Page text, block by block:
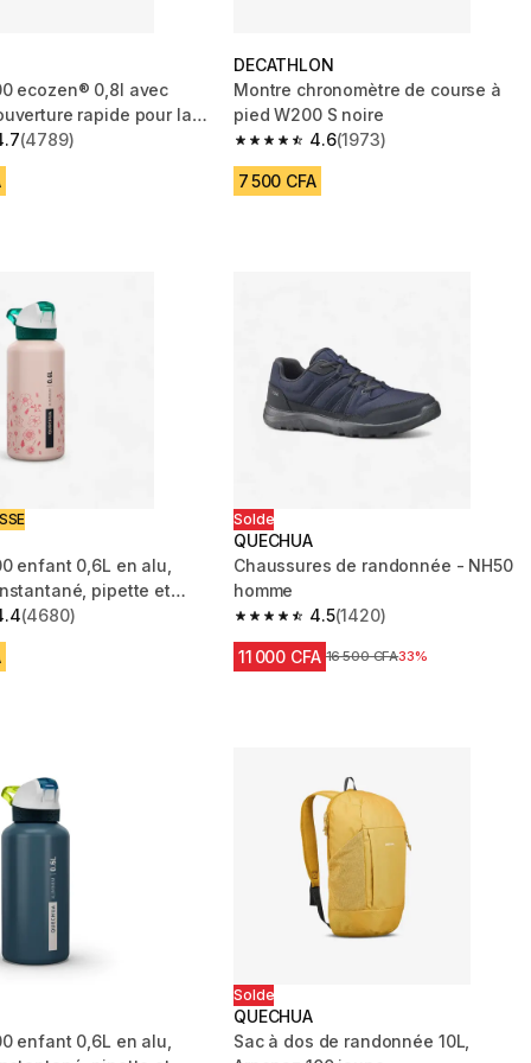
ecozen® 0,8l avec
rapide pour la
- Bleu
stars from 4789 reviews
(4789)
DECATHLON
Montre chronomètre de course à
pied W200 S noire
4.6
4.6 out of 5 stars from 1973 reviews
(1973)
7 500 CFA
enfant 0,6L en alu,
pipette et
stars from 4680 reviews
(4680)
Solde
QUECHUA
Chaussures de randonnée - NH50
homme
4.5
4.5 out of 5 stars from 1420 reviews
(1420)
11 000 CFA Prix avant réduction
16 500 CFA33%
enfant 0,6L en alu,
Solde
QUECHUA
Sac à dos de randonnée 10L,